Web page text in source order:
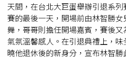
的最新研究指出，年齡介於5至12
3小時盯著螢幕，超過英國國民保
2小時上限。專家提醒，過度使用
人際互動、身體活動與想像力發
關重要。自然遊戲專家貝爾（
天間，在台北大巨蛋舉辦引退系
賽的最後一天，開場前由林智勝
舞，哥哥則擔任開場嘉賓，賽後
氣氛溫馨感人。在引退典禮上，
曉他退休後的新身分，宣布林智